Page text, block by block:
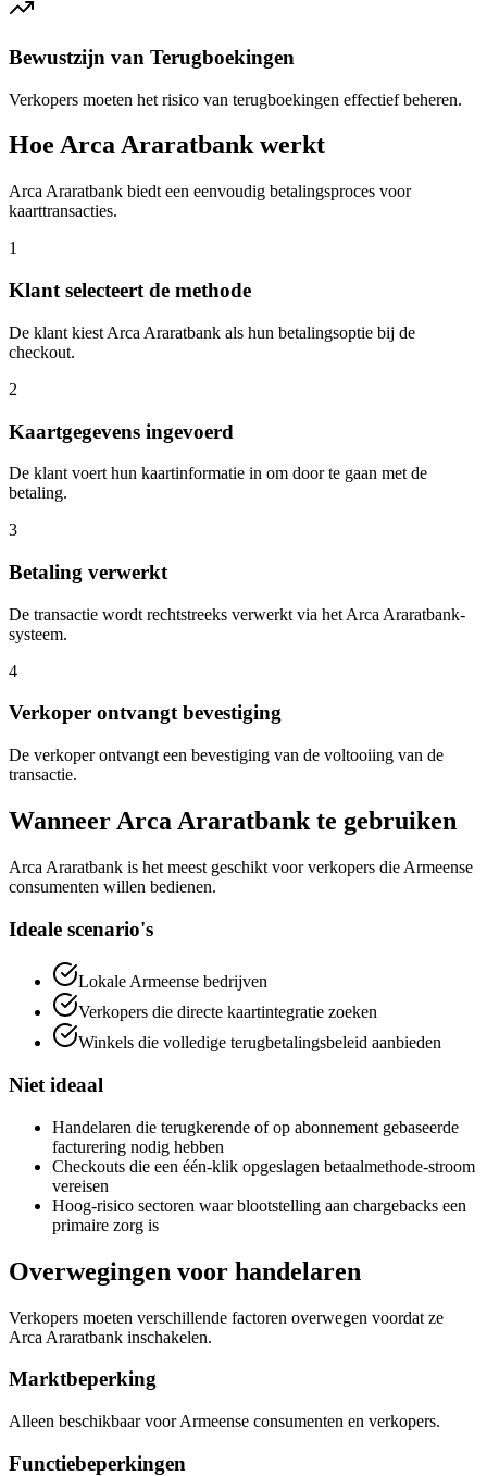
Bewustzijn van Terugboekingen
Verkopers moeten het risico van terugboekingen effectief beheren.
Hoe Arca Araratbank werkt
Arca Araratbank biedt een eenvoudig betalingsproces voor
kaarttransacties.
1
Klant selecteert de methode
De klant kiest Arca Araratbank als hun betalingsoptie bij de
checkout.
2
Kaartgegevens ingevoerd
De klant voert hun kaartinformatie in om door te gaan met de
betaling.
3
Betaling verwerkt
De transactie wordt rechtstreeks verwerkt via het Arca Araratbank-
systeem.
4
Verkoper ontvangt bevestiging
De verkoper ontvangt een bevestiging van de voltooiing van de
transactie.
Wanneer Arca Araratbank te gebruiken
Arca Araratbank is het meest geschikt voor verkopers die Armeense
consumenten willen bedienen.
Ideale scenario's
Lokale Armeense bedrijven
Verkopers die directe kaartintegratie zoeken
Winkels die volledige terugbetalingsbeleid aanbieden
Niet ideaal
Handelaren die terugkerende of op abonnement gebaseerde
facturering nodig hebben
Checkouts die een één-klik opgeslagen betaalmethode-stroom
vereisen
Hoog-risico sectoren waar blootstelling aan chargebacks een
primaire zorg is
Overwegingen voor handelaren
Verkopers moeten verschillende factoren overwegen voordat ze
Arca Araratbank inschakelen.
Marktbeperking
Alleen beschikbaar voor Armeense consumenten en verkopers.
Functiebeperkingen